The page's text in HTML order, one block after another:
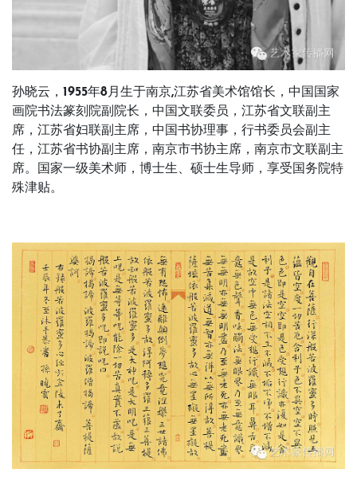
孙晓云，1955年8月生于南京,江苏省美术馆馆长，中国国家
画院书法篆刻院副院长，中国文联委员，江苏省文联副主
席，江苏省妇联副主席，中国书协理事，行书委员会副主
任，江苏省书协副主席，南京市书协主席，南京市文联副主
席。国家一级美术师，博士生、硕士生导师，享受国务院特
殊津贴。